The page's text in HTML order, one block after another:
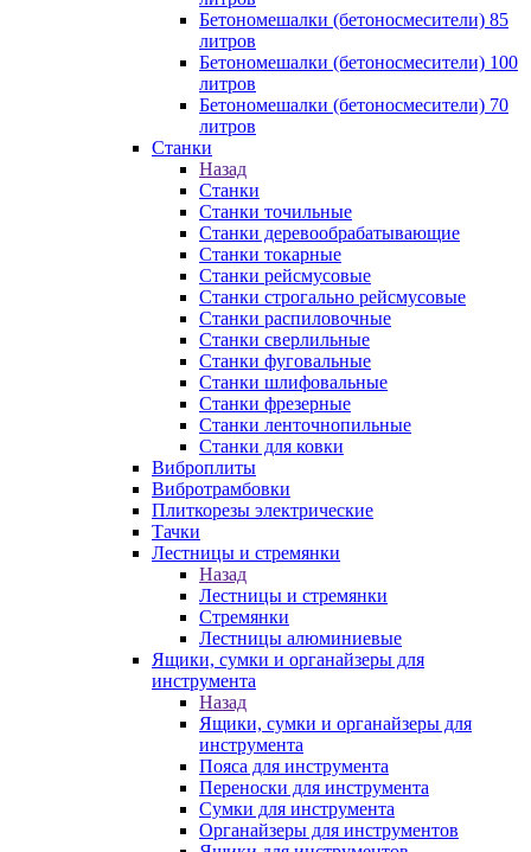
Бетономешалки (бетоносмесители) 85
литров
Бетономешалки (бетоносмесители) 100
литров
Бетономешалки (бетоносмесители) 70
литров
Станки
Назад
Станки
Станки точильные
Станки деревообрабатывающие
Станки токарные
Станки рейсмусовые
Станки строгально рейсмусовые
Станки распиловочные
Станки сверлильные
Станки фуговальные
Станки шлифовальные
Станки фрезерные
Станки ленточнопильные
Станки для ковки
Виброплиты
Вибротрамбовки
Плиткорезы электрические
Тачки
Лестницы и стремянки
Назад
Лестницы и стремянки
Стремянки
Лестницы алюминиевые
Ящики, сумки и органайзеры для
инструмента
Назад
Ящики, сумки и органайзеры для
инструмента
Пояса для инструмента
Переноски для инструмента
Сумки для инструмента
Органайзеры для инструментов